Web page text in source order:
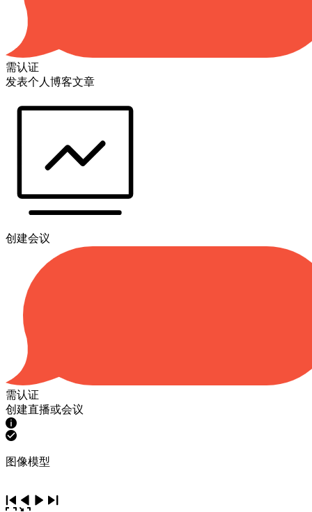
需认证
发表个人博客文章
创建会议
需认证
创建直播或会议
图像模型